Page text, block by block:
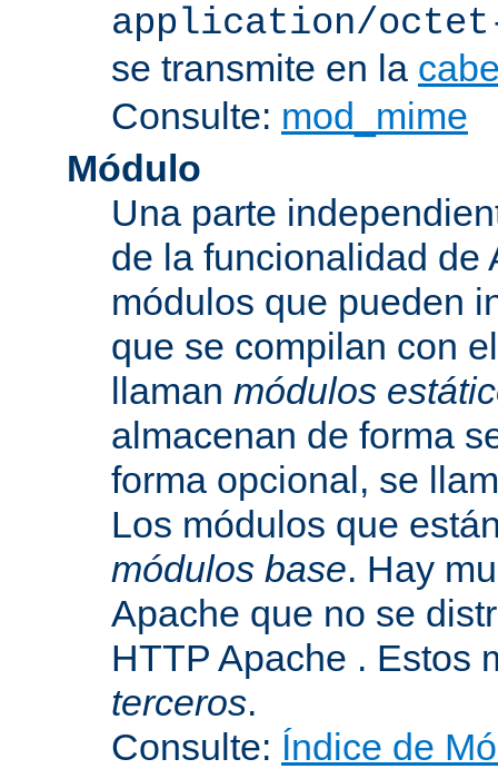
application/
se transmite en la
Consulte: mod_mime
Módulo
Una parte
de la funcionalidad de
módulos que pueden
que se compilan con
llaman módulos
almacenan de forma
forma opcional, se
Los módulos que
módulos base. Hay
Apache que no se
HTTP Apache . Estos
terceros.
Consulte: Índice de